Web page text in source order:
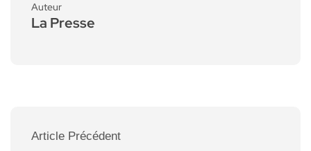
Auteur
La Presse
Article Précédent